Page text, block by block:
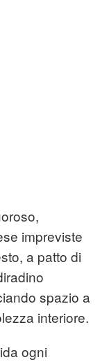
impreviste
a patto di
spazio a
interiore.
ogni